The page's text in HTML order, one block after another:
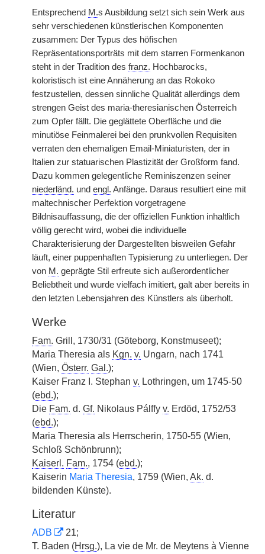
Entsprechend M.s Ausbildung setzt sich sein Werk aus
sehr verschiedenen künstlerischen Komponenten
zusammen: Der Typus des höfischen
Repräsentationsporträts mit dem starren Formenkanon
steht in der Tradition des franz. Hochbarocks,
koloristisch ist eine Annäherung an das Rokoko
festzustellen, dessen sinnliche Qualität allerdings dem
strengen Geist des maria-theresianischen Österreich
zum Opfer fällt. Die geglättete Oberfläche und die
minutiöse Feinmalerei bei den prunkvollen Requisiten
verraten den ehemaligen Email-Miniaturisten, der in
Italien zur statuarischen Plastizität der Großform fand.
Dazu kommen gelegentliche Reminiszenzen seiner
niederländ. und engl. Anfänge. Daraus resultiert eine mit
maltechnischer Perfektion vorgetragene
Bildnisauffassung, die der offiziellen Funktion inhaltlich
völlig gerecht wird, wobei die individuelle
Charakterisierung der Dargestellten bisweilen Gefahr
läuft, einer puppenhaften Typisierung zu unterliegen. Der
von M. geprägte Stil erfreute sich außerordentlicher
Beliebtheit und wurde vielfach imitiert, galt aber bereits in
den letzten Lebensjahren des Künstlers als überholt.
Werke
Fam. Grill, 1730/31 (Göteborg, Konstmuseet);
Maria Theresia als Kgn. v. Ungarn, nach 1741
(Wien, Österr. Gal.);
Kaiser Franz I. Stephan v. Lothringen, um 1745-50
(ebd.);
Die Fam. d. Gf. Nikolaus Pálffy v. Erdöd, 1752/53
(ebd.);
Maria Theresia als Herrscherin, 1750-55 (Wien,
Schloß Schönbrunn);
Kaiserl. Fam., 1754 (ebd.);
Kaiserin Maria Theresia, 1759 (Wien, Ak. d.
bildenden Künste).
Literatur
ADB
21;
T. Baden (Hrsg.), La vie de Mr. de Meytens à Vienne